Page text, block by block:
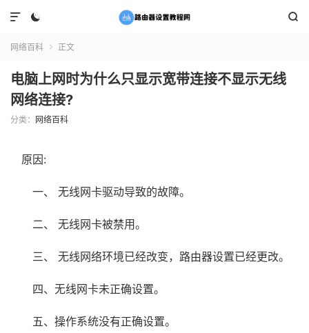
 

网络百科  正文
电脑上网时为什么只显示宽带连接不显示无线
网络连接?
分类： 网络百科
原因:
一、 无线网卡驱动导致的故障。
二、 无线网卡被禁用。
三、 无线网络环境已经改变，路由器设置已经更改。
四、无线网卡未正确设置。
五、操作系统没有正确设置。